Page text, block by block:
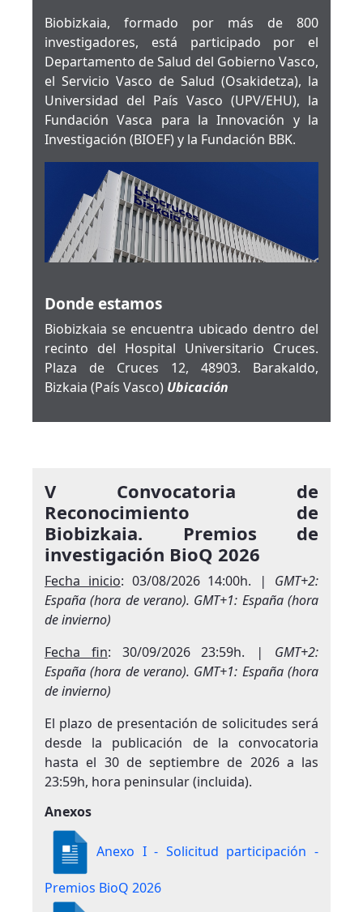
Biobizkaia, formado por más de 800
investigadores, está participado por el
Departamento de Salud del Gobierno Vasco,
el Servicio Vasco de Salud (Osakidetza), la
Universidad del País Vasco (UPV/EHU), la
Fundación Vasca para la Innovación y la
Investigación (BIOEF) y la Fundación BBK.
Donde estamos
Biobizkaia se encuentra ubicado dentro del
recinto del Hospital Universitario Cruces.
Plaza de Cruces 12, 48903. Barakaldo,
Bizkaia (País Vasco) Ubicación
V Convocatoria de
Reconocimiento de
Biobizkaia. Premios de
investigación BioQ 2026
Fecha inicio: 03/08/2026 14:00h.
| GMT+2:
España (hora de verano). GMT+1: España (hora
de invierno)
Fecha fin: 30/09/2026 23:59h.
| GMT+2:
España (hora de verano). GMT+1: España (hora
de invierno)
El plazo de presentación de solicitudes será
desde la publicación de la convocatoria
hasta el 30 de septiembre de 2026 a las
23:59h, hora peninsular (incluida).
Anexos
Anexo I - Solicitud participación -
Premios BioQ 2026